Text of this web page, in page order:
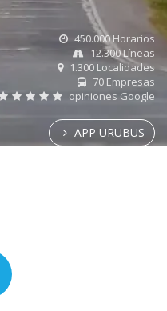
450.000 Horarios
12.300 Líneas
1.300 Localidades
70 Empresas
opiniones Google
APP URUBUS